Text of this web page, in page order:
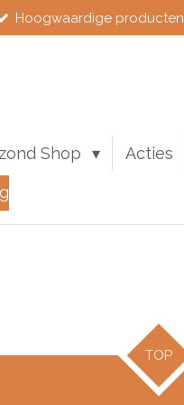
Hoogwaardige producten
Shop Acties
TOP